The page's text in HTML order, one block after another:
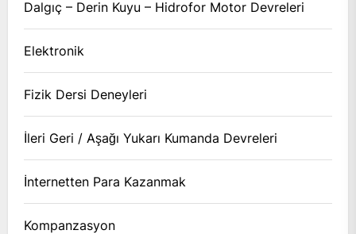
Dalgıç – Derin Kuyu – Hidrofor Motor Devreleri
Elektronik
Fizik Dersi Deneyleri
İleri Geri / Aşağı Yukarı Kumanda Devreleri
İnternetten Para Kazanmak
Kompanzasyon